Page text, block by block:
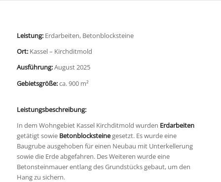
Leistung:Erdarbeiten, Betonblocksteine
Ort:Kassel – Kirchditmold
Ausführung:August 2025
Gebietsgröße:ca. 900 m²
Leistungsbeschreibung:
In dem Wohngebiet Kassel Kirchditmold wurden Erdarbeiten
getätigt sowie Betonblocksteinegesetzt. Es wurde eine
Baugrube ausgehoben für einen Neubau mit Unterkellerung
sowie die Erde abgefahren. Des Weiteren wurde eine
Betonsteinmauer entlang des Grundstücks gebaut, um den
Hang zu sichern.